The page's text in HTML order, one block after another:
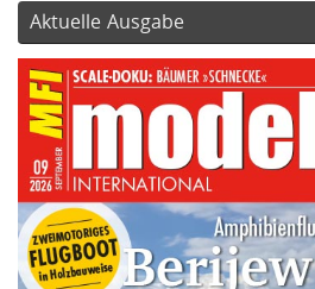
Aktuelle Ausgabe